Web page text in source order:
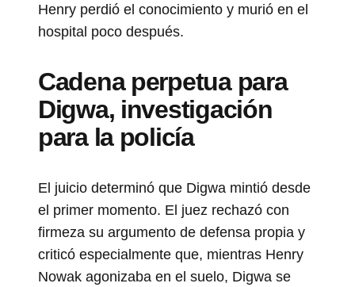
Henry perdió el conocimiento y murió en el
hospital poco después.
Cadena perpetua para
Digwa, investigación
para la policía
El juicio determinó que Digwa mintió desde
el primer momento. El juez rechazó con
firmeza su argumento de defensa propia y
criticó especialmente que, mientras Henry
Nowak agonizaba en el suelo, Digwa se